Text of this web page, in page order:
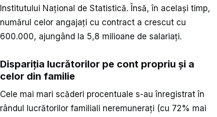
Institutului Național de Statistică. Însă, în același timp,
numărul celor angajați cu contract a crescut cu
600.000, ajungând la 5,8 milioane de salariați.
Dispariția lucrătorilor pe cont propriu și a
celor din familie
Cele mai mari scăderi procentuale s-au înregistrat în
rândul lucrătorilor familiali neremunerați (cu 72% mai